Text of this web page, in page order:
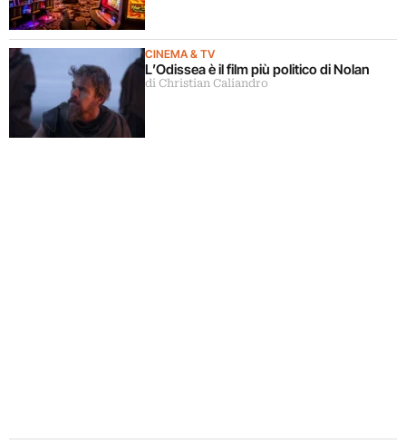
CINEMA & TV
L’Odissea è il film più politico di Nolan
di Christian Caliandro